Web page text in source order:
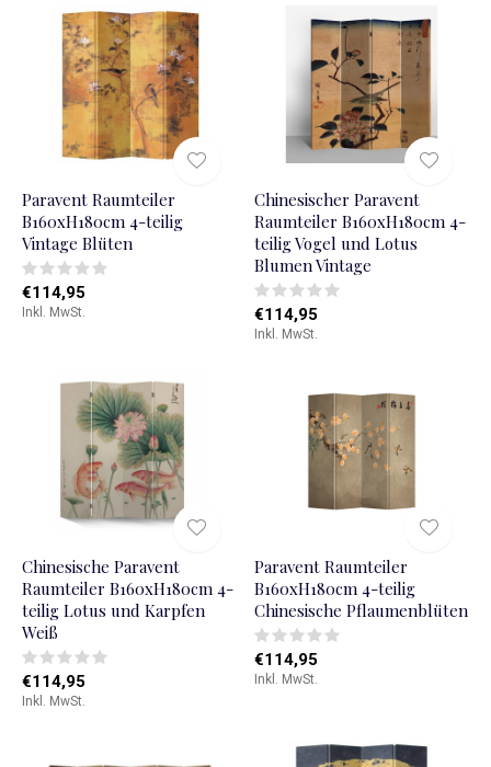
Paravent Raumteiler
B160xH180cm 4-teilig
Vintage Blüten
€114,95
Inkl. MwSt.
Chinesischer Paravent
Raumteiler B160xH180cm 4-
teilig Vogel und Lotus
Blumen Vintage
€114,95
Inkl. MwSt.
Chinesische Paravent
Raumteiler B160xH180cm 4-
teilig Lotus und Karpfen
Weiß
€114,95
Inkl. MwSt.
Paravent Raumteiler
B160xH180cm 4-teilig
Chinesische Pflaumenblüten
€114,95
Inkl. MwSt.